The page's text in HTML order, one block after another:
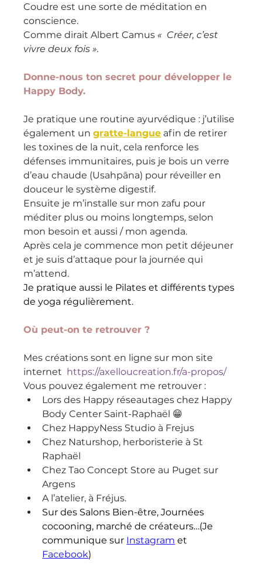
Coudre est une sorte de méditation en
conscience.
Comme dirait Albert Camus «  Créer, c’est
vivre deux fois ».
Donne-nous ton secret pour développer le
Happy Body.
Je pratique une routine ayurvédique : j’utilise
également un gratte-langue afin de retirer
les toxines de la nuit, cela renforce les
défenses immunitaires, puis je bois un verre
d’eau chaude (Usahpāna) pour réveiller en
douceur le système digestif.
Ensuite je m’installe sur mon zafu pour
méditer plus ou moins longtemps, selon
mon besoin et aussi / mon agenda.
Après cela je commence mon petit déjeuner
et je suis d’attaque pour la journée qui
m’attend.
Je pratique aussi le Pilates et différents types
de yoga régulièrement.
Où peut-on te retrouver ?
Mes créations sont en ligne sur mon site
internet https://axelloucreation.fr/a-propos/
Vous pouvez également me retrouver :
Lors des Happy réseautages chez Happy
Body Center Saint-Raphaël 😁
Chez HappyNess Studio à Frejus
Chez Naturshop, herboristerie à St
Raphaël
Chez Tao Concept Store au Puget sur
Argens
A l’atelier, à Fréjus.
Sur des Salons Bien-être, Journées
cocooning, marché de créateurs…(Je
communique sur Instagram et
Facebook)